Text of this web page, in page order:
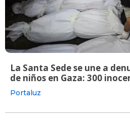
La Santa Sede se une a
de niños en Gaza: 300
Portaluz